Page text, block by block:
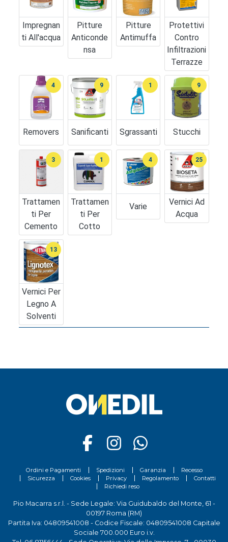
Impregnan
Ti All'acqua
Pitture
Anticonde
Nsa
Pitture
Antimuffa
Protettivi
Contro
Infiltrazioni
Terrazze
Removers
4
Sanificanti
9
Sgrassanti
1
Stucchi
9
Trattamen
Ti Per
Cemento
3
Trattamen
Ti Per
Cotto
1
Varie
4
Vernici Ad
Acqua
25
Vernici Per
Legno A
Solventi
13
Ordini e Pagamenti Spedizioni Garanzia
Recesso
Sicurezza
Cookies Privacy Regolamento
Contatti
Richiedi reso
Pio Macarra s.r.l. - Sede Legale: Via Guidubaldo del Monte, 61 -
00197 Roma (RM)
Partita Iva: 04809541008 - Codice Fiscale: 04809541008 Capitale
Sociale 700.000 Euro i.v.